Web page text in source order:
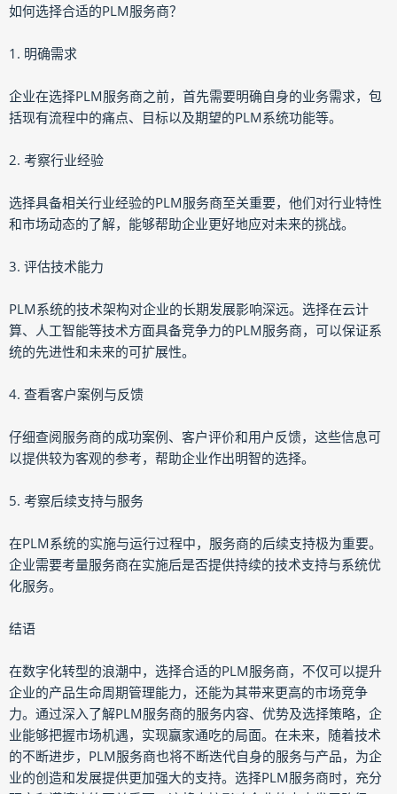
如何选择合适的PLM服务商？
1. 明确需求
企业在选择PLM服务商之前，首先需要明确自身的业务需求，包
括现有流程中的痛点、目标以及期望的PLM系统功能等。
2. 考察行业经验
选择具备相关行业经验的PLM服务商至关重要，他们对行业特性
和市场动态的了解，能够帮助企业更好地应对未来的挑战。
3. 评估技术能力
PLM系统的技术架构对企业的长期发展影响深远。选择在云计
算、人工智能等技术方面具备竞争力的PLM服务商，可以保证系
统的先进性和未来的可扩展性。
4. 查看客户案例与反馈
仔细查阅服务商的成功案例、客户评价和用户反馈，这些信息可
以提供较为客观的参考，帮助企业作出明智的选择。
5. 考察后续支持与服务
在PLM系统的实施与运行过程中，服务商的后续支持极为重要。
企业需要考量服务商在实施后是否提供持续的技术支持与系统优
化服务。
结语
在数字化转型的浪潮中，选择合适的PLM服务商，不仅可以提升
企业的产品生命周期管理能力，还能为其带来更高的市场竞争
力。通过深入了解PLM服务商的服务内容、优势及选择策略，企
业能够把握市场机遇，实现赢家通吃的局面。在未来，随着技术
的不断进步，PLM服务商也将不断迭代自身的服务与产品，为企
业的创造和发展提供更加强大的支持。选择PLM服务商时，充分